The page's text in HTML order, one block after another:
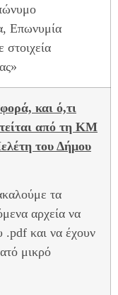
Επωνυμία
στοιχεία
και ό,τι
από τη ΚΜ
του Δήμου
τα
αρχεία να
.pdf και να έχουν
μικρό